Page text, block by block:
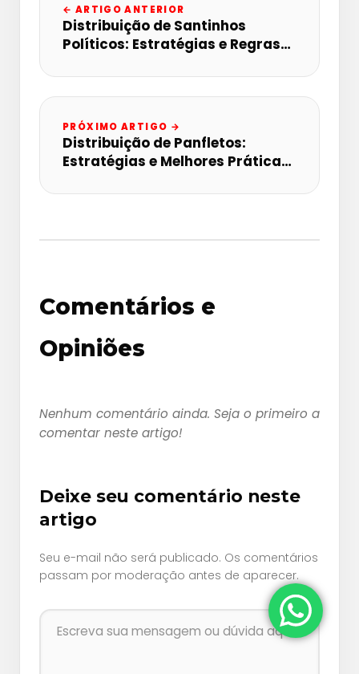
← ARTIGO ANTERIOR
Distribuição de Santinhos
Políticos: Estratégias e Regras
PRÓXIMO ARTIGO →
Distribuição de Panfletos:
Estratégias e Melhores Práticas
Comentários e
Opiniões
Nenhum comentário ainda. Seja o primeiro a
comentar neste artigo!
Deixe seu comentário neste
artigo
Seu e-mail não será publicado. Os comentários
passam por moderação antes de aparecer.
Comentário